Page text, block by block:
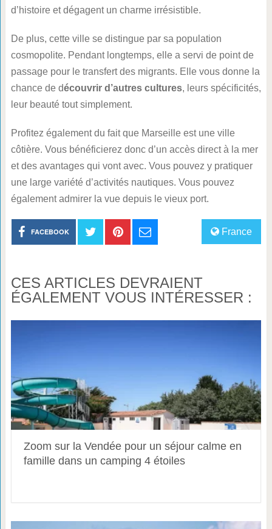
d’histoire et dégagent un charme irrésistible.
De plus, cette ville se distingue par sa population
cosmopolite. Pendant longtemps, elle a servi de point de
passage pour le transfert des migrants. Elle vous donne la
chance de découvrir d’autres cultures, leurs spécificités,
leur beauté tout simplement.
Profitez également du fait que Marseille est une ville
côtière. Vous bénéficierez donc d’un accès direct à la mer
et des avantages qui vont avec. Vous pouvez y pratiquer
une large variété d’activités nautiques. Vous pouvez
également admirer la vue depuis le vieux port.
France
FACEBOOK
CES ARTICLES DEVRAIENT
ÉGALEMENT VOUS INTÉRESSER :
Zoom sur la Vendée pour un séjour calme en
famille dans un camping 4 étoiles